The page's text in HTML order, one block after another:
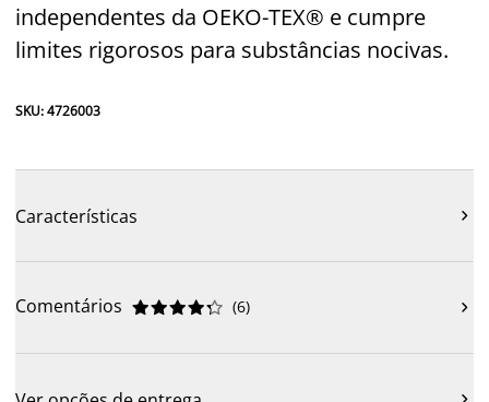
independentes da OEKO-TEX® e cumpre
limites rigorosos para substâncias nocivas.
SKU: 4726003
Características 
Comentários 




 (6) 